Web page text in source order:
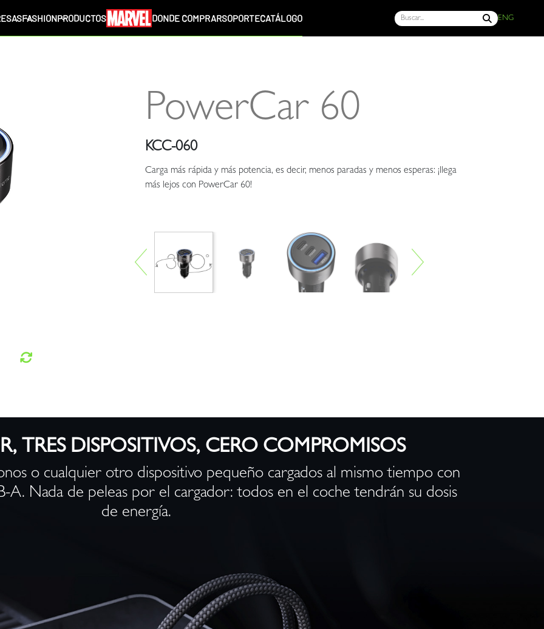
FASHIONPRODUCTOS DONDE COMPRARSOPORTECATÁLOGO ENG
PowerCar 60
KCC-060
Carga más rápida y más potencia, es decir, menos paradas y menos esperas: ¡llega
más lejos con PowerCar 60!
TRES DISPOSITIVOS, CERO COMPROMISOS
o cualquier otro dispositivo pequeño cargados al mismo tiempo con
A. Nada de peleas por el cargador: todos en el coche tendrán su dosis
de energía.